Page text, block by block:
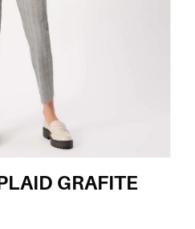
GRAFITE